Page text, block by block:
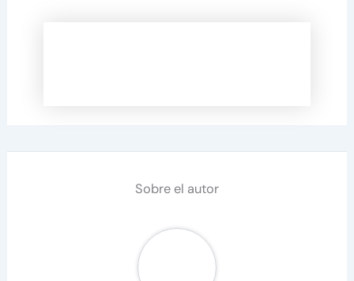
Sobre el autor